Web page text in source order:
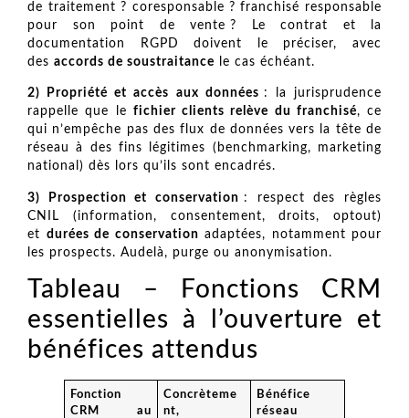
de traitement ? coresponsable ? franchisé responsable
pour son point de vente ? Le contrat et la
documentation RGPD doivent le préciser, avec
des accords de soustraitance le cas échéant.
2) Propriété et accès aux données : la jurisprudence
rappelle que le fichier clients relève du franchisé, ce
qui n’empêche pas des flux de données vers la tête de
réseau à des fins légitimes (benchmarking, marketing
national) dès lors qu’ils sont encadrés.
3) Prospection et conservation : respect des règles
CNIL (information, consentement, droits, optout)
et durées de conservation adaptées, notamment pour
les prospects. Audelà, purge ou anonymisation.
Tableau – Fonctions CRM
essentielles à l’ouverture et
bénéfices attendus
Fonction
CRM au
Concrèteme
nt,
Bénéfice
réseau